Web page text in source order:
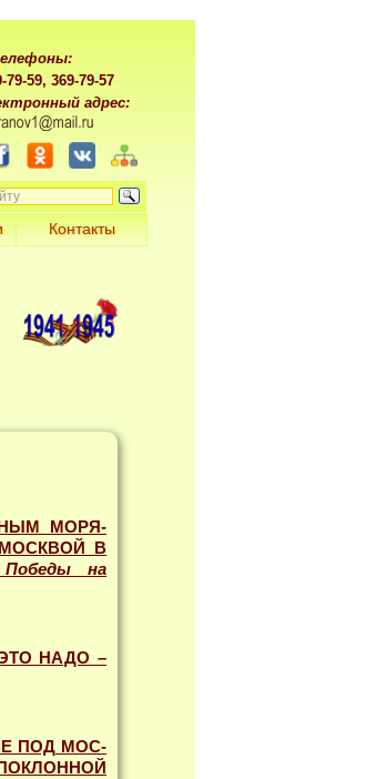
79-59, 369-79-57
адрес:
Контакты
МОРЯ­
В
на
НАДО –
ПОД МОС­